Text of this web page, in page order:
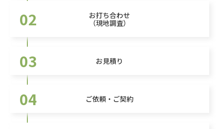
02
お打ち合わせ
（現地調査）
03 お見積り
04 ご依頼・ご契約